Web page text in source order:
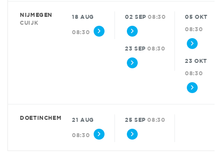
NIJMEGEN
CUIJK
18 AUG
08:30
02 SEP 08:30
23 SEP 08:30
05 OKT
08:30
23 OKT
08:30
DOETINCHEM 21 AUG
08:30
25 SEP 08:30